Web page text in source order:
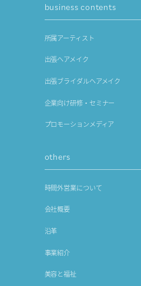
business contents
所属アーティスト
出張ヘアメイク
出張ブライダルヘアメイク
企業向け研修・セミナー
プロモーションメディア
others
時間外営業について
会社概要
沿革
事業紹介
美容と福祉